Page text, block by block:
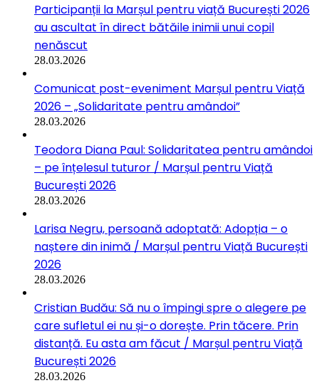
Participanții la Marșul pentru viață București 2026
au ascultat în direct bătăile inimii unui copil
nenăscut
28.03.2026
Comunicat post-eveniment Marșul pentru Viață
2026 – „Solidaritate pentru amândoi”
28.03.2026
Teodora Diana Paul: Solidaritatea pentru amândoi
– pe înțelesul tuturor / Marșul pentru Viață
București 2026
28.03.2026
Larisa Negru, persoană adoptată: Adopția – o
naștere din inimă / Marșul pentru Viață București
2026
28.03.2026
Cristian Budău: Să nu o împingi spre o alegere pe
care sufletul ei nu și-o dorește. Prin tăcere. Prin
distanță. Eu asta am făcut / Marșul pentru Viață
București 2026
28.03.2026